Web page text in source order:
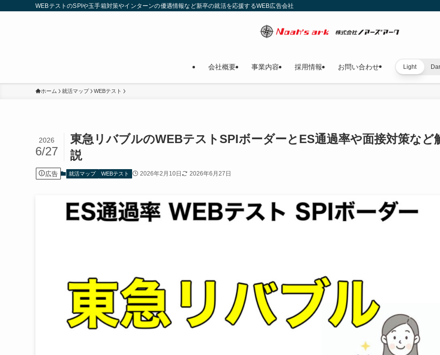
WEBテストのSPIや玉手箱対策やインターンの優遇情報など新卒の就活を応援するWEB広告会社
会社概要 事業内容 採用情報 お問い合わせ Light
ホーム 就活マップ WEBテスト
東急リバブルのWEBテストSPIボーダーとES通過率や面接対策など
説
2026
6/27
広告 就活マップ WEBテスト 2026年2月10日 2026年6月27日